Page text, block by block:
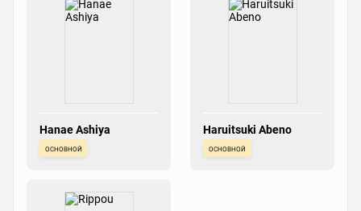
Hanae Ashiya
основной
Haruitsuki Abeno
основной